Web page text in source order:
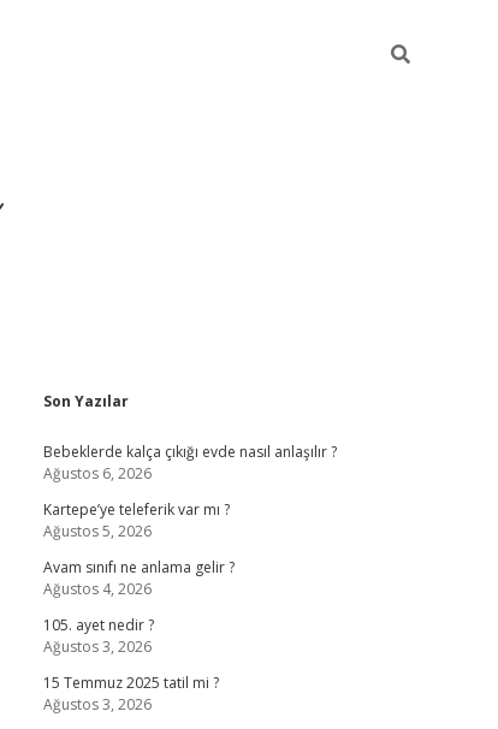
Sidebar
Son Yazılar
Bebeklerde kalça çıkığı evde nasıl anlaşılır ?
Ağustos 6, 2026
Kartepe’ye teleferik var mı ?
Ağustos 5, 2026
Avam sınıfı ne anlama gelir ?
Ağustos 4, 2026
105. ayet nedir ?
Ağustos 3, 2026
15 Temmuz 2025 tatil mi ?
Ağustos 3, 2026